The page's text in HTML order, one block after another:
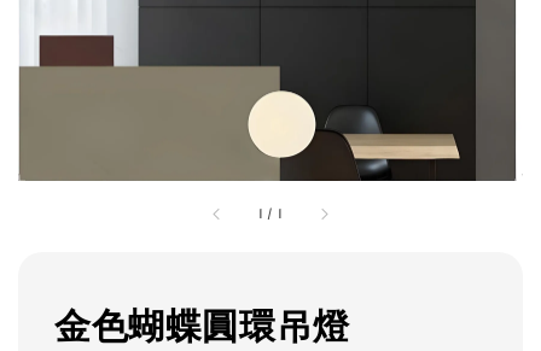
1 / 1
金色蝴蝶圓環吊燈